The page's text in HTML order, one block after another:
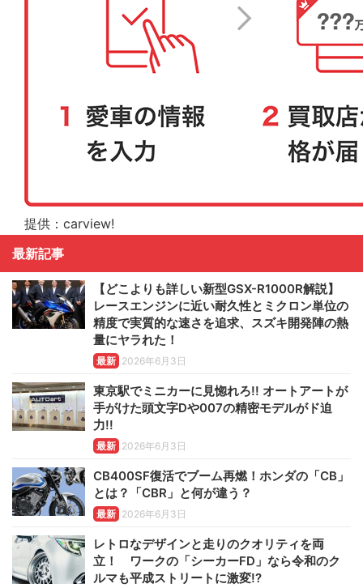
提供：carview!
最新記事
【どこよりも詳しい新型GSX-R1000R解説】
レースエンジンに近い耐久性とミクロン単位の
精度で実質的な速さを追求、スズキ開発陣の熱
量にヤラれた！
最新 2026年6月3日
東京駅でミニカーに見惚れろ!! オートアートが
手がけた頭文字Dや007の精密モデルがド迫
力!!
最新 2026年6月3日
CB400SF復活でブーム再燃！ホンダの「CB」
とは？「CBR」と何が違う？
最新 2026年6月3日
レトロなデザインと走りのクオリティを両
立！ ワークの「シーカーFD」なら令和のク
ルマも平成ストリートに激変!?